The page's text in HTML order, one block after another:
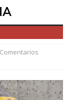
Comentarios